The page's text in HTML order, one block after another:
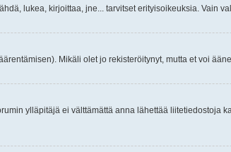
lukea, kirjoittaa, jne... tarvitset erityisoikeuksia. Vain
Mikäli olet jo rekisteröitynyt, mutta et voi
ylläpitäjä ei välttämättä anna lähettää